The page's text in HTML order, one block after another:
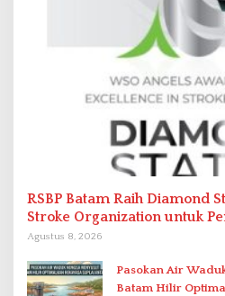
RSBP Batam Raih Diamond
Stroke Organization untuk
Berstandar Internasional
Agustus 8, 2026
Pasokan Air
Batam Hilir